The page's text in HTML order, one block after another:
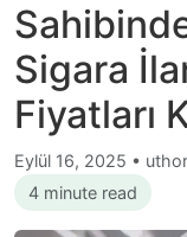
Sigara
Fiyatları
Eylül 16, 2025 •
4 minute read